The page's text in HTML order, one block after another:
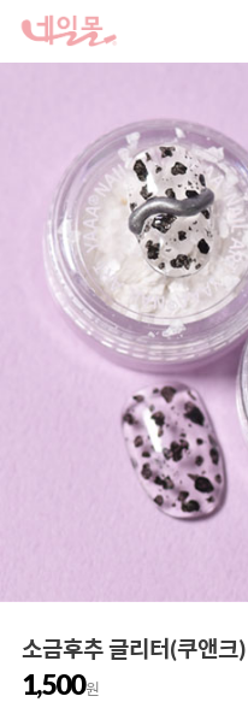
소금후추 글리터(쿠앤크)
1,500원